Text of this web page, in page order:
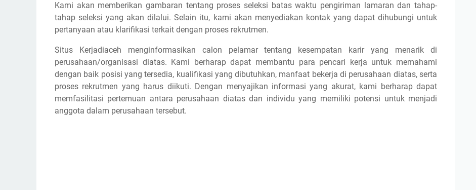
Kami akan memberikan gambaran tentang proses seleksi batas waktu pengiriman lamaran dan tahap-
tahap seleksi yang akan dilalui. Selain itu, kami akan menyediakan kontak yang dapat dihubungi untuk
pertanyaan atau klarifikasi terkait dengan proses rekrutmen.
Situs Kerjadiaceh menginformasikan calon pelamar tentang kesempatan karir yang menarik di
perusahaan/organisasi diatas. Kami berharap dapat membantu para pencari kerja untuk memahami
dengan baik posisi yang tersedia, kualifikasi yang dibutuhkan, manfaat bekerja di perusahaan diatas, serta
proses rekrutmen yang harus diikuti. Dengan menyajikan informasi yang akurat, kami berharap dapat
memfasilitasi pertemuan antara perusahaan diatas dan individu yang memiliki potensi untuk menjadi
anggota dalam perusahaan tersebut.